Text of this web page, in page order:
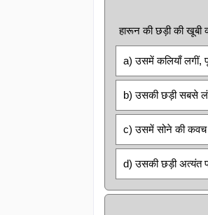
हारून की छड़ी की खूबी
a) उसमें कलियाँ लगीं,
b) उसकी छड़ी सबसे
c) उसमें सोने की कवच
d) उसकी छड़ी अत्यंत